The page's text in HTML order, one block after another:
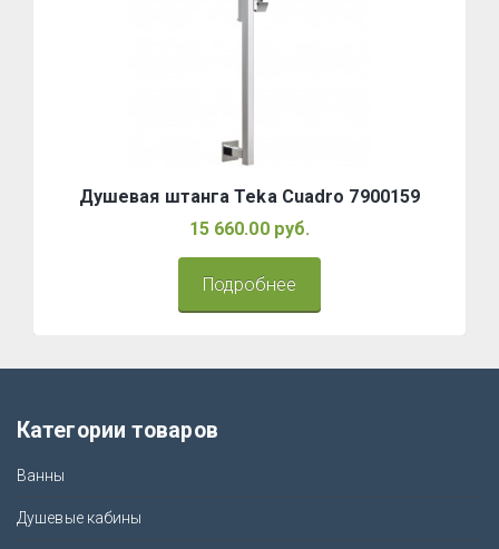
Душевая штанга Teka Cuadro 7900159
15 660.00 руб.
Подробнее
Категории товаров
Ванны
Душевые кабины